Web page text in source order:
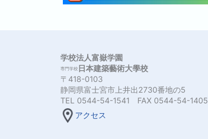
学校法人富嶽学園
専門学校日本建築藝術大學校
〒418-0103
静岡県富士宮市上井出2730番地の5
TEL 0544-54-1541 FAX 0544-54-1405
アクセス